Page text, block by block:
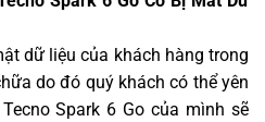
dữ liệu của khách hàng trong
do đó quý khách có thể yên
Spark 6 Go của mình sẽ